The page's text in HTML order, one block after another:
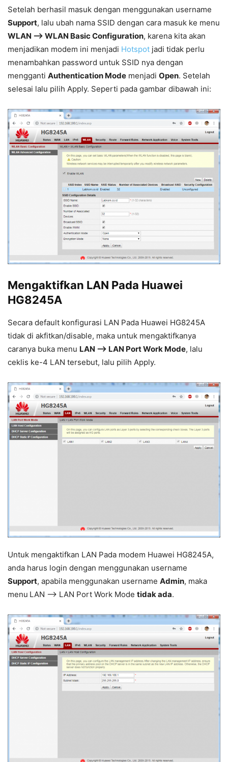
Setelah berhasil masuk dengan menggunakan username
Support, lalu ubah nama SSID dengan cara masuk ke menu
WLAN –> WLAN Basic Configuration, karena kita akan
menjadikan modem ini menjadi Hotspot jadi tidak perlu
menambahkan password untuk SSID nya dengan
mengganti Authentication Mode menjadi Open. Setelah
selesai lalu pilih Apply. Seperti pada gambar dibawah ini:
Mengaktifkan LAN Pada Huawei
HG8245A
Secara default konfigurasi LAN Pada Huawei HG8245A
tidak di akfitkan/disable, maka untuk mengaktifkanya
caranya buka menu LAN –> LAN Port Work Mode, lalu
ceklis ke-4 LAN tersebut, lalu pilih Apply.
Untuk mengaktifkan LAN Pada modem Huawei HG8245A,
anda harus login dengan menggunakan username
Support, apabila menggunakan username Admin, maka
menu LAN –> LAN Port Work Mode tidak ada.